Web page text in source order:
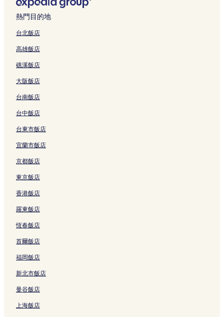
e
的
連
結
結
o
r
t
的
結
t
e
l
的
結
e
n
B
&
的
結
i
l
a
n
連
n
的
連
結
連
結
e
l
的
連
的
連
結
H
o
t
e
的
結
S
n
a
i
的
結
熱門目的地
台北飯店
高雄飯店
礁溪飯店
大阪飯店
台南飯店
台中飯店
台東市飯店
宜蘭市飯店
京都飯店
東京飯店
香港飯店
羅東飯店
恆春飯店
首爾飯店
福岡飯店
新北市飯店
曼谷飯店
上海飯店